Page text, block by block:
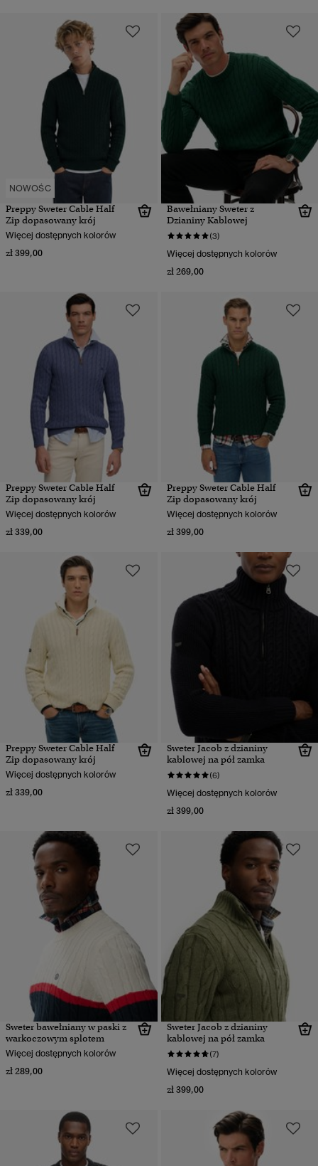
NOWOŚC
Preppy Sweter Cable Half
Zip dopasowany krój
Więcej dostępnych kolorów
zł 399,00
Bawełniany Sweter z
Dzianiny Kablowej
(3)
Więcej dostępnych kolorów
zł 269,00
Preppy Sweter Cable Half
Zip dopasowany krój
Więcej dostępnych kolorów
zł 339,00
Preppy Sweter Cable Half
Zip dopasowany krój
Więcej dostępnych kolorów
zł 399,00
Preppy Sweter Cable Half
Zip dopasowany krój
Więcej dostępnych kolorów
zł 339,00
Sweter Jacob z dzianiny
kablowej na pół zamka
(6)
Więcej dostępnych kolorów
zł 399,00
Sweter bawełniany w paski z
warkoczowym splotem
Więcej dostępnych kolorów
zł 289,00
Sweter Jacob z dzianiny
kablowej na pół zamka
(7)
Więcej dostępnych kolorów
zł 399,00